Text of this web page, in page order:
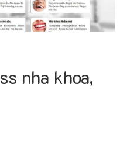
nha khoa,